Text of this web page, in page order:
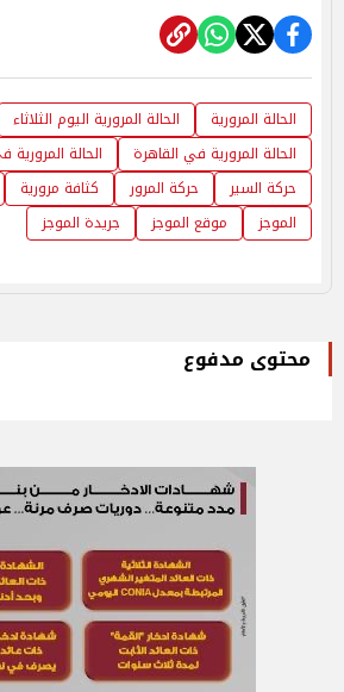
الحالة المرورية
الحالة المرورية اليوم الثلاثاء
الحالة المرورية في القاهرة
الحالة المرورية
حركة السير
حركة المرور كثافة مرورية
الموجز
موقع الموجز جريدة الموجز
محتوى مدفوع